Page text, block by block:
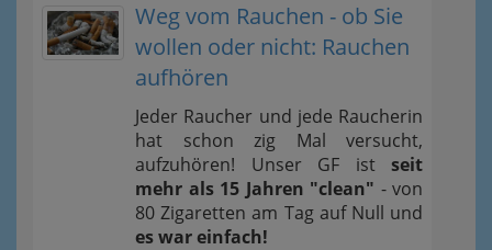
Weg vom Rauchen - ob Sie
wollen oder nicht: Rauchen
aufhören
Jeder Raucher und jede Raucherin
hat schon zig Mal versucht,
aufzuhören! Unser GF ist seit
mehr als 15 Jahren "clean" - von
80 Zigaretten am Tag auf Null und
es war einfach!